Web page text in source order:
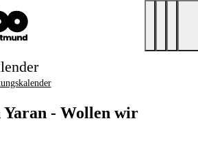
Yaran - Wollen wir